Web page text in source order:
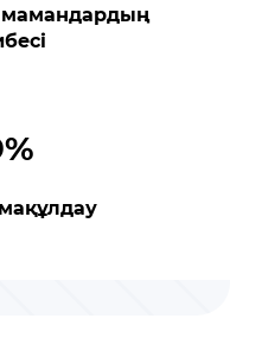
мамандардың